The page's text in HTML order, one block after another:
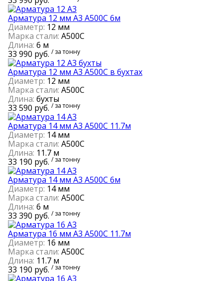
Арматура 12 мм А3 А500С 6м
Диаметр: 12 мм
Марка стали: А500С
Длина: 6 м
33 990 руб. / за тонну
Арматура 12 мм А3 А500С в бухтах
Диаметр: 12 мм
Марка стали: А500С
Длина: бухты
33 590 руб. / за тонну
Арматура 14 мм А3 А500С 11.7м
Диаметр: 14 мм
Марка стали: А500С
Длина: 11.7 м
33 190 руб. / за тонну
Арматура 14 мм А3 А500С 6м
Диаметр: 14 мм
Марка стали: А500С
Длина: 6 м
33 390 руб. / за тонну
Арматура 16 мм А3 А500С 11.7м
Диаметр: 16 мм
Марка стали: А500С
Длина: 11.7 м
33 190 руб. / за тонну